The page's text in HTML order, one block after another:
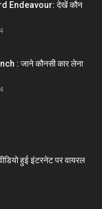
Endeavour: देखें कौन
: जाने कौनसी कार लेना
हुई इंटरनेट पर वायरल